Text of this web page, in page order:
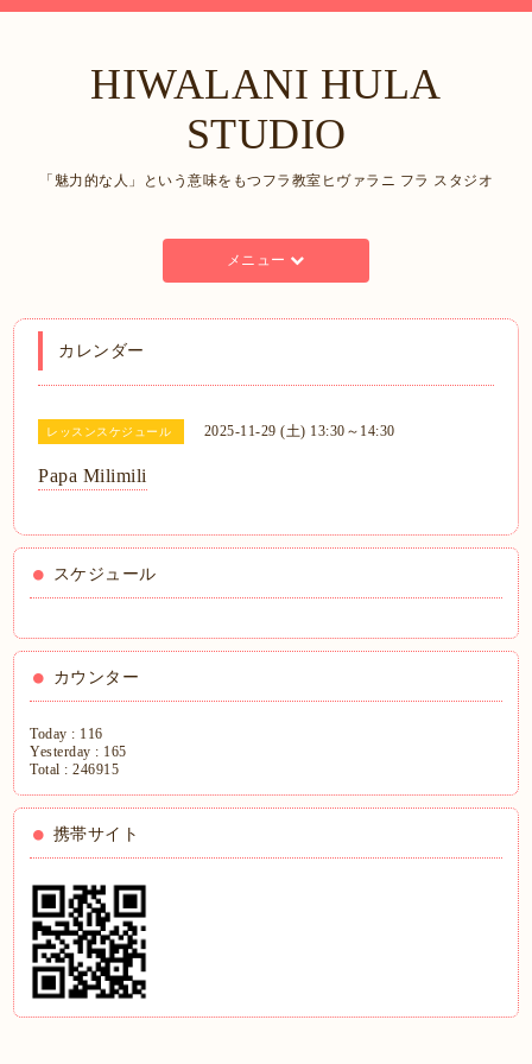
HIWALANI HULA
STUDIO
「魅力的な人」という意味をもつフラ教室ヒヴァラニ フラ スタジオ
メニュー
カレンダー
レッスンスケジュール 2025-11-29 (土) 13:30～14:30
Papa Milimili
スケジュール
カウンター
Today : 116
Yesterday : 165
Total :246915
携帯サイト